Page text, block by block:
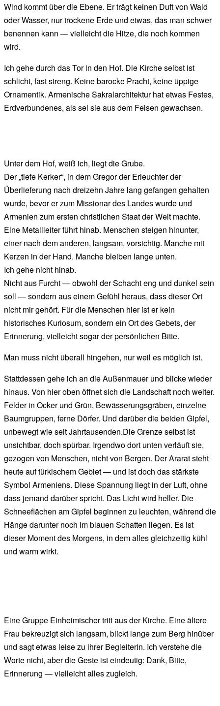
Wind kommt über die Ebene. Er trägt keinen Duft von Wald
oder Wasser, nur trockene Erde und etwas, das man schwer
benennen kann — vielleicht die Hitze, die noch kommen
wird.
Ich gehe durch das Tor in den Hof. Die Kirche selbst ist
schlicht, fast streng. Keine barocke Pracht, keine üppige
Ornamentik. Armenische Sakralarchitektur hat etwas Festes,
Erdverbundenes, als sei sie aus dem Felsen gewachsen.
Unter dem Hof, weiß ich, liegt die Grube.
Der „tiefe Kerker“, in dem Gregor der Erleuchter der
Überlieferung nach dreizehn Jahre lang gefangen gehalten
wurde, bevor er zum Missionar des Landes wurde und
Armenien zum ersten christlichen Staat der Welt machte.
Eine Metallleiter führt hinab. Menschen steigen hinunter,
einer nach dem anderen, langsam, vorsichtig. Manche mit
Kerzen in der Hand. Manche bleiben lange unten.
Ich gehe nicht hinab.
Nicht aus Furcht — obwohl der Schacht eng und dunkel sein
soll — sondern aus einem Gefühl heraus, dass dieser Ort
nicht mir gehört. Für die Menschen hier ist er kein
historisches Kuriosum, sondern ein Ort des Gebets, der
Erinnerung, vielleicht sogar der persönlichen Bitte.
Man muss nicht überall hingehen, nur weil es möglich ist.
Stattdessen gehe ich an die Außenmauer und blicke wieder
hinaus. Von hier oben öffnet sich die Landschaft noch weiter.
Felder in Ocker und Grün, Bewässerungsgräben, einzelne
Baumgruppen, ferne Dörfer. Und darüber die beiden Gipfel,
unbewegt wie seit Jahrtausenden.Die Grenze selbst ist
unsichtbar, doch spürbar. Irgendwo dort unten verläuft sie,
gezogen von Menschen, nicht von Bergen. Der Ararat steht
heute auf türkischem Gebiet — und ist doch das stärkste
Symbol Armeniens. Diese Spannung liegt in der Luft, ohne
dass jemand darüber spricht. Das Licht wird heller. Die
Schneeflächen am Gipfel beginnen zu leuchten, während die
Hänge darunter noch im blauen Schatten liegen. Es ist
dieser Moment des Morgens, in dem alles gleichzeitig kühl
und warm wirkt.
Eine Gruppe Einheimischer tritt aus der Kirche. Eine ältere
Frau bekreuzigt sich langsam, blickt lange zum Berg hinüber
und sagt etwas leise zu ihrer Begleiterin. Ich verstehe die
Worte nicht, aber die Geste ist eindeutig: Dank, Bitte,
Erinnerung — vielleicht alles zugleich.